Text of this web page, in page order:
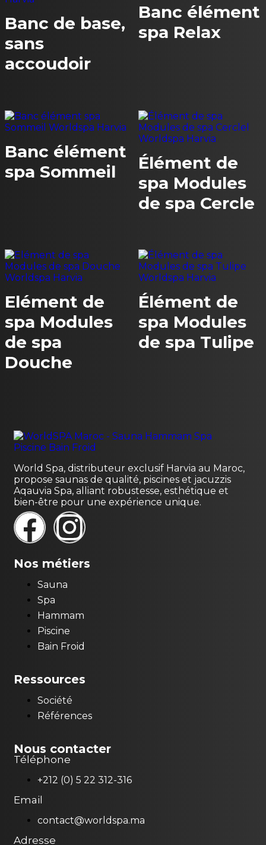
Banc de base,
sans
accoudoir
Banc élément
spa Relax
Banc élément
spa Sommeil
Élément de
spa Modules
de spa Cercle
Elément de
spa Modules
de spa
Douche
Élément de
spa Modules
de spa Tulipe
World Spa, distributeur exclusif Harvia au Maroc,
propose saunas de qualité, piscines et jacuzzis
Aqauvia Spa, alliant robustesse, esthétique et
bien-être pour une expérience unique.
Nos métiers
Sauna
Spa
Hammam
Piscine
Bain Froid
Ressources
Société
Références
Nous contacter
Téléphone
+212 (0) 5 22 312-316
Email
contact@worldspa.ma
Adresse